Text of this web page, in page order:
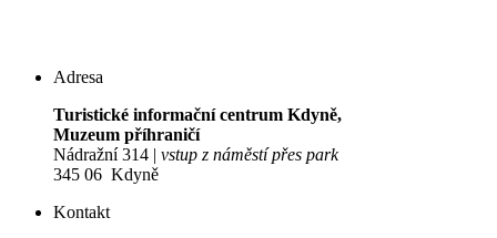
Adresa
Turistické informační centrum Kdyně,
Muzeum příhraničí
Nádražní 314 | vstup z náměstí přes park
345 06 Kdyně
Kontakt